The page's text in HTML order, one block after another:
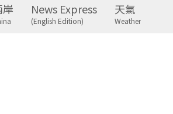
岸 News Express
(English Edition)
天氣
Weather